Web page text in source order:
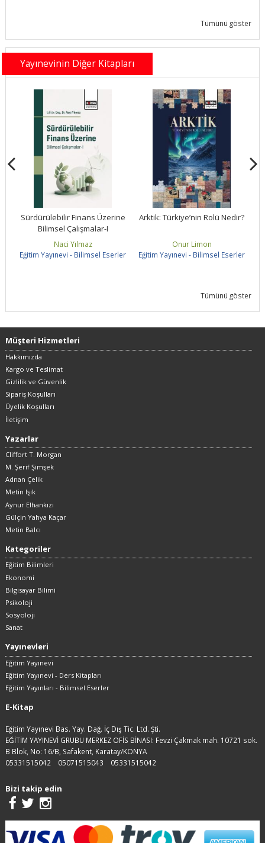
Tümünü göster
Yayınevinin Diğer Kitapları
Sürdürülebilir Finans Üzerine
Bilimsel Çalışmalar-I
Naci Yılmaz
Eğitim Yayınevi - Bilimsel Eserler
Arktik: Türkiye’nin Rolü Nedir?
Onur Limon
Eğitim Yayınevi - Bilimsel Eserler
Tümünü göster
Müşteri Hizmetleri
Hakkımızda
Kargo ve Teslimat
Gizlilik ve Güvenlik
Sipariş Koşulları
Üyelik Koşulları
İletişim
Yazarlar
Cliffort T. Morgan
M. Şerif Şimşek
Adnan Çelik
Metin Işık
Aynur Elhankızı
Gülçin Yahya Kaçar
Metin Balcı
Kategoriler
Eğitim Bilimleri
Ekonomi
Bilgisayar Bilimi
Psikoloji
Sosyoloji
Sanat
Yayınevleri
Eğitim Yayınevi
Eğitim Yayınevi - Ders Kitapları
Eğitim Yayınları - Bilimsel Eserler
E-Kitap
Eğitim Yayınevi Bas. Yay. Dağ. İç Dış Tic. Ltd. Şti.
EĞİTİM YAYINEVİ GRUBU MERKEZ OFİS BİNASI: Fevzi Çakmak mah. 10721 sok.
B Blok, No: 16/B, Safakent, Karatay/KONYA
05331515042
05071515043 05331515042
Bizi takip edin